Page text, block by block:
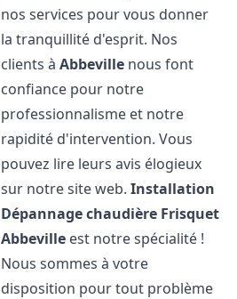
nos services pour vous donner
la tranquillité d'esprit. Nos
clients àAbbeville nous font
confiance pour notre
professionnalisme et notre
rapidité d'intervention. Vous
pouvez lire leurs avis élogieux
sur notre site web.Installation
Dépannage chaudière Frisquet
Abbeville est notre spécialité !
Nous sommes à votre
disposition pour tout problème